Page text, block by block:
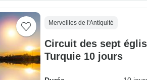
Merveilles de l'Antiquité
Circuit des sept
Turquie 10 jours